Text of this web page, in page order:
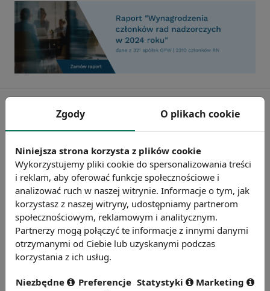
Badanie wskaźnikiHR 2026
Zmierz 59 wskaźników efektywności
personalnej, w tym absencję, fluktuację i
efektywność pracy.
Zgody O plikach cookie
Niniejsza strona korzysta z plików cookie
Wykorzystujemy pliki cookie do spersonalizowania treści
i reklam, aby oferować funkcje społecznościowe i
analizować ruch w naszej witrynie. Informacje o tym, jak
korzystasz z naszej witryny, udostępniamy partnerom
społecznościowym, reklamowym i analitycznym.
Partnerzy mogą połączyć te informacje z innymi danymi
otrzymanymi od Ciebie lub uzyskanymi podczas
korzystania z ich usług.
Niezbędne Preferencje Statystyki Marketing